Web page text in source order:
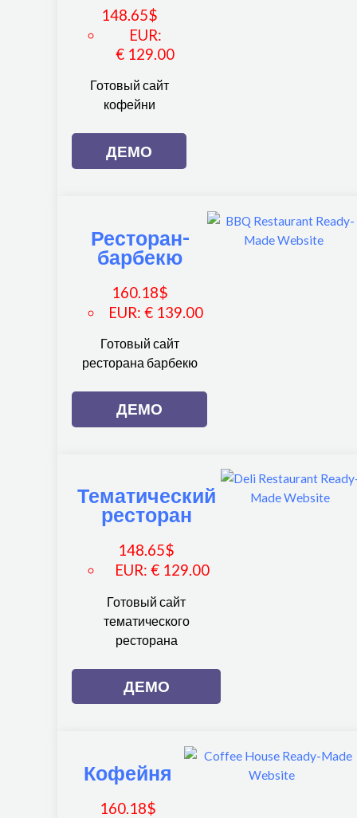
148.65$
EUR:
€ 129.00
Готовый сайт
кофейни
ДЕМО
Ресторан-
барбекю
160.18$
EUR: € 139.00
Готовый сайт
ресторана барбекю
ДЕМО
Тематический
ресторан
148.65$
EUR:€ 129.00
Готовый сайт
тематического
ресторана
ДЕМО
Кофейня
160.18$